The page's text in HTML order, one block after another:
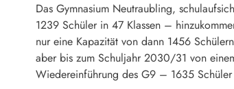
Das Gymnasium Neutraubling,
1239 Schüler in 47 Klassen –
nur eine Kapazität von dann 1456
aber bis zum Schuljahr 2030/31 von
Wiedereinführung des G9 – 1635 Schüler